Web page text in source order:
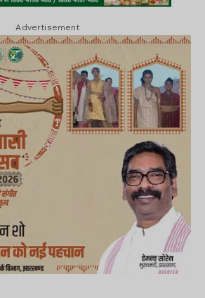
Advertisement